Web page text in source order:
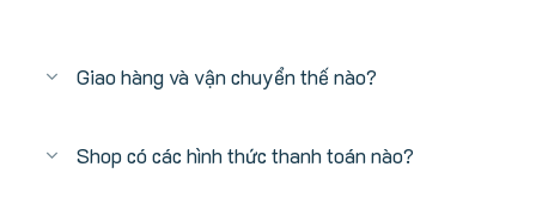
Giao hàng và vận chuyển thế nào?
Shop có các hình thức thanh toán nào?